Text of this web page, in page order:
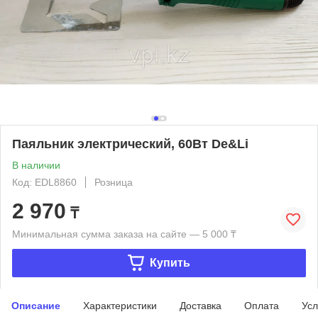
Паяльник электрический, 60Вт De&Li
В наличии
Код: EDL8860
Розница
2 970 ₸
Минимальная сумма заказа на сайте — 5 000 ₸
Купить
Описание Характеристики Доставка Оплата